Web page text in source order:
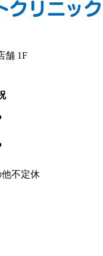
舗 1F
不定休